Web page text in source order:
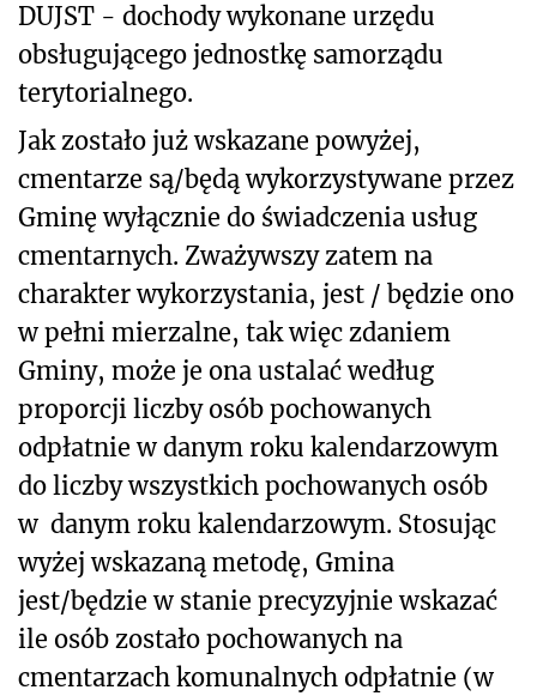
DUJST - dochody wykonane urzędu
obsługującego jednostkę samorządu
terytorialnego.
Jak zostało już wskazane powyżej,
cmentarze są/będą wykorzystywane przez
Gminę wyłącznie do świadczenia usług
cmentarnych. Zważywszy zatem na
charakter wykorzystania, jest / będzie ono
w pełni mierzalne, tak więc zdaniem
Gminy, może je ona ustalać według
proporcji liczby osób pochowanych
odpłatnie w danym roku kalendarzowym
do liczby wszystkich pochowanych osób
w danym roku kalendarzowym. Stosując
wyżej wskazaną metodę, Gmina
jest/będzie w stanie precyzyjnie wskazać
ile osób zostało pochowanych na
cmentarzach komunalnych odpłatnie (w